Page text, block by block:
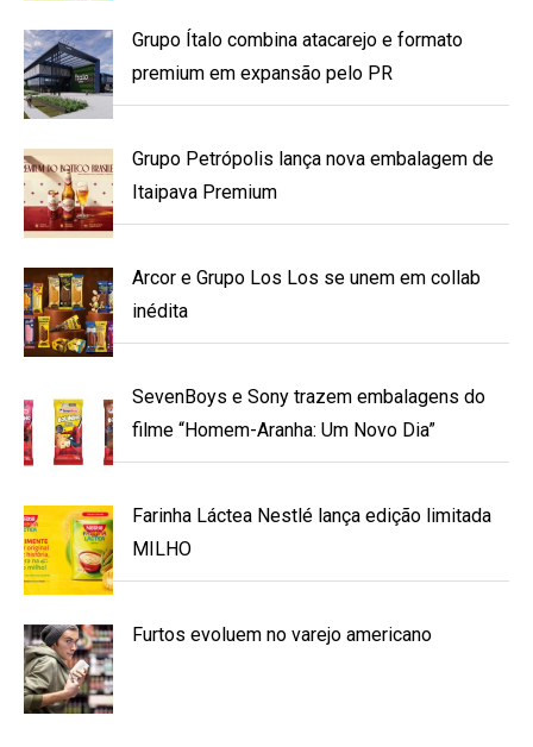
Grupo Ítalo combina atacarejo e formato
premium em expansão pelo PR
Grupo Petrópolis lança nova embalagem de
Itaipava Premium
Arcor e Grupo Los Los se unem em collab
inédita
SevenBoys e Sony trazem embalagens do
filme “Homem-Aranha: Um Novo Dia”
Farinha Láctea Nestlé lança edição limitada
MILHO
Furtos evoluem no varejo americano